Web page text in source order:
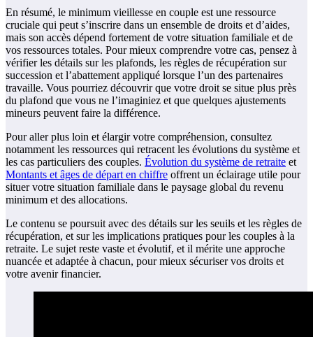
En résumé, le minimum vieillesse en couple est une ressource
cruciale qui peut s’inscrire dans un ensemble de droits et d’aides,
mais son accès dépend fortement de votre situation familiale et de
vos ressources totales. Pour mieux comprendre votre cas, pensez à
vérifier les détails sur les plafonds, les règles de récupération sur
succession et l’abattement appliqué lorsque l’un des partenaires
travaille. Vous pourriez découvrir que votre droit se situe plus près
du plafond que vous ne l’imaginiez et que quelques ajustements
mineurs peuvent faire la différence.
Pour aller plus loin et élargir votre compréhension, consultez
notamment les ressources qui retracent les évolutions du système et
les cas particuliers des couples. Évolution du système de retraite et
Montants et âges de départ en chiffre offrent un éclairage utile pour
situer votre situation familiale dans le paysage global du revenu
minimum et des allocations.
Le contenu se poursuit avec des détails sur les seuils et les règles de
récupération, et sur les implications pratiques pour les couples à la
retraite. Le sujet reste vaste et évolutif, et il mérite une approche
nuancée et adaptée à chacun, pour mieux sécuriser vos droits et
votre avenir financier.